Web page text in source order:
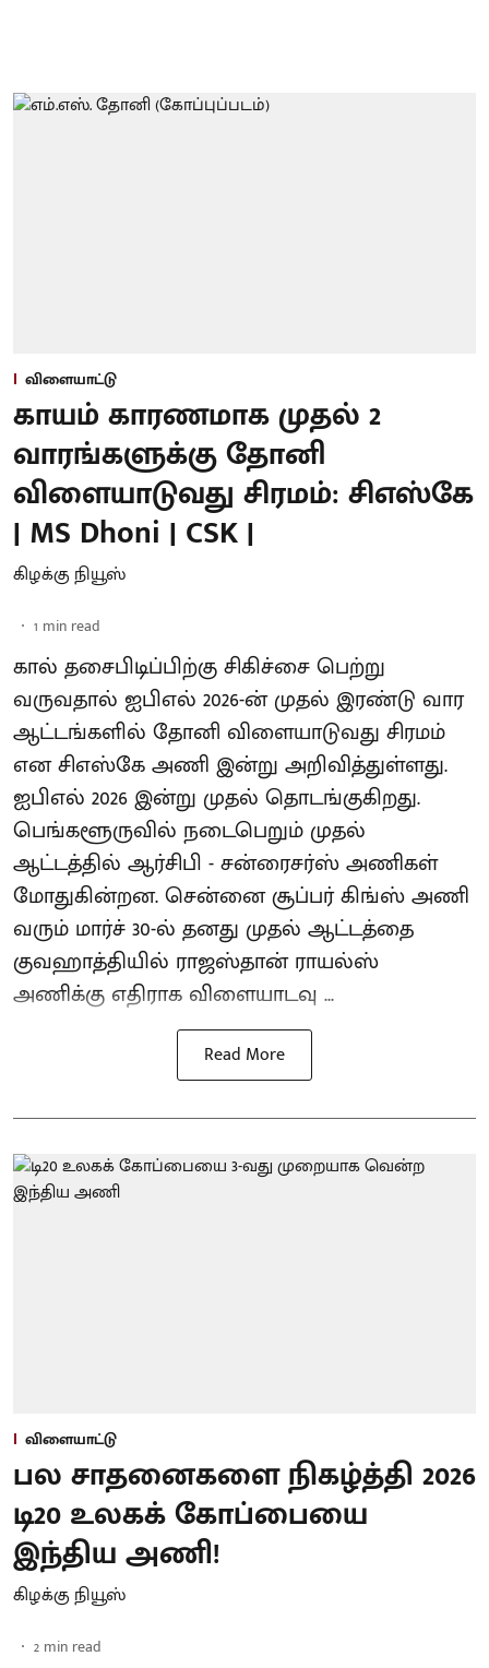
விளையாட்டு
காயம் காரணமாக முதல் 2
வாரங்களுக்கு தோனி
விளையாடுவது சிரமம்: சிஎஸ்கே
| MS Dhoni | CSK |
கிழக்கு நியூஸ்
1 min read
கால் தசைபிடிப்பிற்கு சிகிச்சை பெற்று
வருவதால் ஐபிஎல் 2026-ன் முதல் இரண்டு வார
ஆட்டங்களில் தோனி விளையாடுவது சிரமம்
என சிஎஸ்கே அணி இன்று அறிவித்துள்ளது.
ஐபிஎல் 2026 இன்று முதல் தொடங்குகிறது.
பெங்களூருவில் நடைபெறும் முதல்
ஆட்டத்தில் ஆர்சிபி - சன்ரைசர்ஸ் அணிகள்
மோதுகின்றன. சென்னை சூப்பர் கிங்ஸ் அணி
வரும் மார்ச் 30-ல் தனது முதல் ஆட்டத்தை
குவஹாத்தியில் ராஜஸ்தான் ராயல்ஸ்
அணிக்கு எதிராக விளையாடவு ...
Read More
விளையாட்டு
பல சாதனைகளை நிகழ்த்தி 2026
டி20 உலகக் கோப்பையை
இந்திய அணி!
கிழக்கு நியூஸ்
2 min read